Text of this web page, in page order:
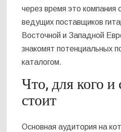
через время это компания
ведущих поставщиков
Восточной и Западной
знакомят потенциальных
каталогом.
Что, для кого и
стоит
Основная аудитория на